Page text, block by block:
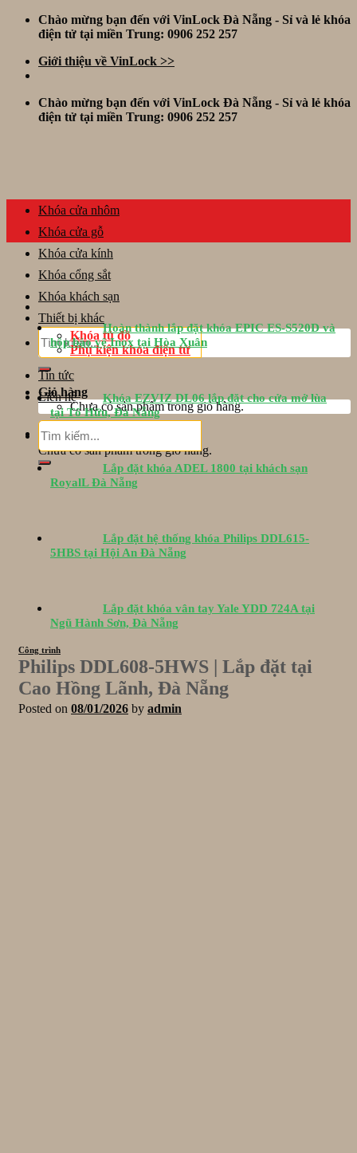
Skip
Chào mừng bạn đến với VinLock Đà Nẵng - Sỉ và lẻ khóa
điện tử tại miền Trung: 0906 252 257
Giới thiệu về VinLock >>
Chào mừng bạn đến với VinLock Đà Nẵng - Sỉ và lẻ khóa
điện tử tại miền Trung: 0906 252 257
Tìm
kiếm:
Giỏ hàng
Chưa có sản phẩm trong giỏ hàng.
Giỏ hàng
Chưa có sản phẩm trong giỏ hàng.
Khóa cửa nhôm
Khóa cửa gỗ
Khóa cửa kính
Khóa cổng sắt
Khóa khách sạn
Thiết bị khác
Khóa tủ đồ
Phụ kiện khóa điện tử
Tin tức
Liên hệ
Tìm
kiếm:
Hoàn thành lắp đặt khóa EPIC ES-S520D và
hộp bảo vệ Inox tại Hòa Xuân
Khóa EZVIZ DL06 lắp đặt cho cửa mở lùa
tại Tố Hữu, Đà Nẵng
Lắp đặt khóa ADEL 1800 tại khách sạn
RoyalL Đà Nẵng
Lắp đặt hệ thống khóa Philips DDL615-
5HBS tại Hội An Đà Nẵng
Lắp đặt khóa vân tay Yale YDD 724A tại
Ngũ Hành Sơn, Đà Nẵng
Công trình
Philips DDL608-5HWS | Lắp đặt tại
Cao Hồng Lãnh, Đà Nẵng
Posted on 08/01/2026 by admin